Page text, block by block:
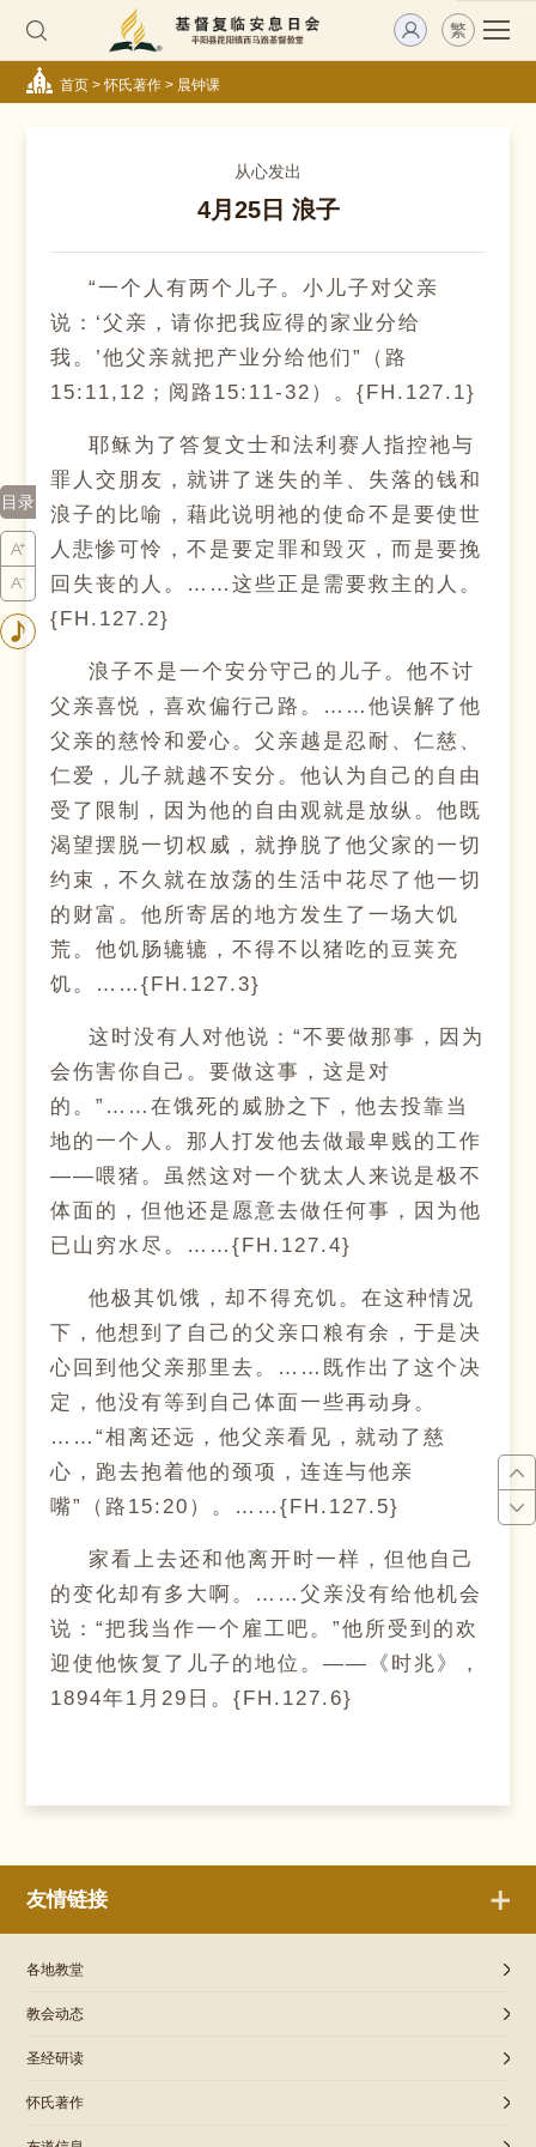
繁
首页>怀氏著作> 晨钟课
从心发出
4月25日 浪子
“一个人有两个儿子。小儿子对父亲
说：‘父亲，请你把我应得的家业分给
我。’他父亲就把产业分给他们”（路
15:11,12；阅路15:11-32）。{FH.127.1}
耶稣为了答复文士和法利赛人指控祂与
罪人交朋友，就讲了迷失的羊、失落的钱和
浪子的比喻，藉此说明祂的使命不是要使世
人悲惨可怜，不是要定罪和毁灭，而是要挽
回失丧的人。……这些正是需要救主的人。
{FH.127.2}
浪子不是一个安分守己的儿子。他不讨
父亲喜悦，喜欢偏行己路。……他误解了他
父亲的慈怜和爱心。父亲越是忍耐、仁慈、
仁爱，儿子就越不安分。他认为自己的自由
受了限制，因为他的自由观就是放纵。他既
渴望摆脱一切权威，就挣脱了他父家的一切
约束，不久就在放荡的生活中花尽了他一切
的财富。他所寄居的地方发生了一场大饥
荒。他饥肠辘辘，不得不以猪吃的豆荚充
饥。……{FH.127.3}
这时没有人对他说：“不要做那事，因为
会伤害你自己。要做这事，这是对
的。”……在饿死的威胁之下，他去投靠当
地的一个人。那人打发他去做最卑贱的工作
——喂猪。虽然这对一个犹太人来说是极不
体面的，但他还是愿意去做任何事，因为他
已山穷水尽。……{FH.127.4}
他极其饥饿，却不得充饥。在这种情况
下，他想到了自己的父亲口粮有余，于是决
心回到他父亲那里去。……既作出了这个决
定，他没有等到自己体面一些再动身。
……“相离还远，他父亲看见，就动了慈
心，跑去抱着他的颈项，连连与他亲
嘴”（路15:20）。……{FH.127.5}
家看上去还和他离开时一样，但他自己
的变化却有多大啊。……父亲没有给他机会
说：“把我当作一个雇工吧。”他所受到的欢
迎使他恢复了儿子的地位。——《时兆》，
1894年1月29日。{FH.127.6}
目录
友情链接
各地教堂
教会动态
圣经研读
怀氏著作